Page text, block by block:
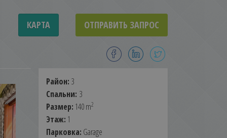
КАРТА ОТПРАВИТЬ ЗАПРОС
Район: 3
Спальни: 3
Размер: 140 m2
Этаж: 1
Парковка: Garage